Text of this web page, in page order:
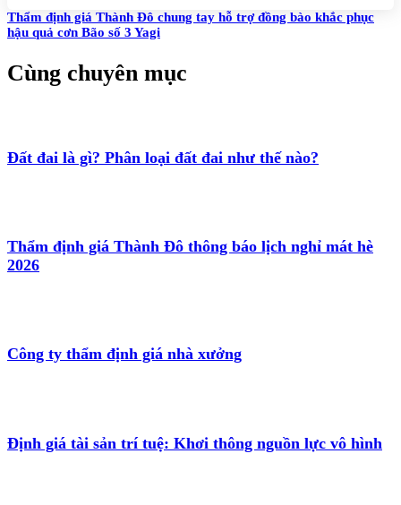
Thẩm định giá Thành Đô chung tay hỗ trợ đồng bào khắc phục
hậu quả cơn Bão số 3 Yagi
Cùng chuyên mục
Đất đai là gì? Phân loại đất đai như thế nào?
Thẩm định giá Thành Đô thông báo lịch nghỉ mát hè
2026
Công ty thẩm định giá nhà xưởng
Định giá tài sản trí tuệ: Khơi thông nguồn lực vô hình